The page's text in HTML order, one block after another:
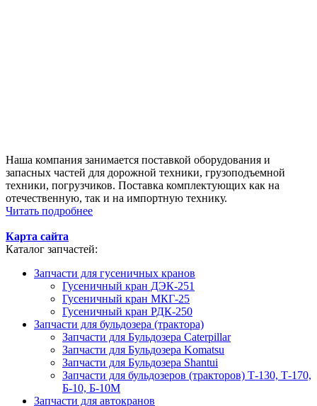
Наша компания занимается поставкой оборудования и
запасных частей для дорожной техники, грузоподъемной
техники, погрузчиков. Поставка комплектующих как на
отечественную, так и на импортную технику.
Читать подробнее
Карта сайта
Каталог запчастей:
Запчасти для гусеничных кранов
Гусеничный кран ДЭК-251
Гусеничный кран МКГ-25
Гусеничный кран РДК-250
Запчасти для бульдозера (трактора)
Запчасти для Бульдозера Caterpillar
Запчасти для Бульдозера Komatsu
Запчасти для Бульдозера Shantui
Запчасти для бульдозеров (тракторов) Т-130, Т-170,
Б-10, Б-10М
Запчасти для автокранов